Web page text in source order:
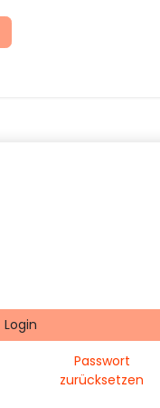
Login
Passwort
zurücksetzen